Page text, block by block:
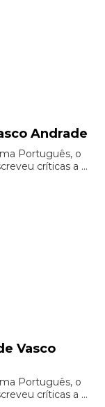
Andrade
Português, o
críticas a ...
Vasco
Português, o
críticas a ...